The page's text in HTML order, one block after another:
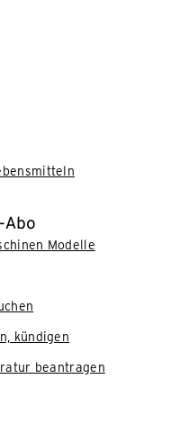
Abo
Modelle
kündigen
beantragen